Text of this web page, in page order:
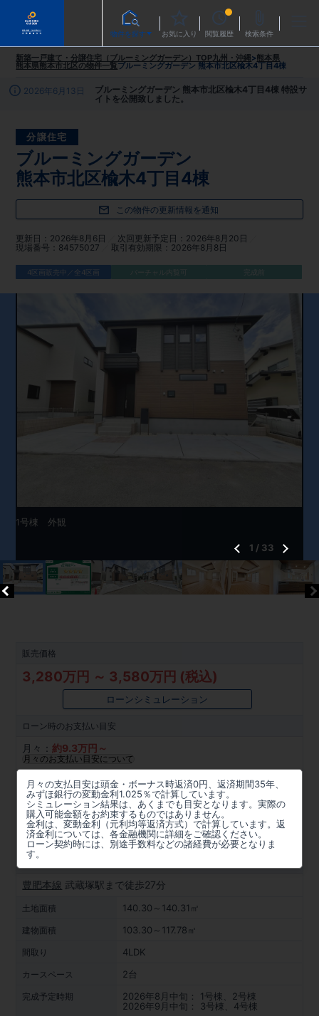
物件を探す お気に入り 閲覧履歴 検索条件
新築一戸建て・分譲住宅（ブルーミングガーデン）TOP九州・沖縄>熊本県
熊本県熊本市北区の物件一覧ブルーミングガーデン 熊本市北区楡木4丁目4棟
2026年6月13日
ブルーミングガーデン 熊本市北区楡木4丁目4棟 特設サ
イトを公開致しました。
分譲住宅
ブルーミングガーデン
熊本市北区楡木4丁目4棟
この物件の更新情報を通知
更新日 2026年8月6日 次回更新予定日
2026年8月20日
現場番号
84575027 取引有効期限 2026年8月8日
4区画販売中／全4区画 バーチャル内覧可 完成前
販売価格
3,280万円 ～ 3,580万円 (税込)
ローンシミュレーション
ローン時のお支払い目安
月々：約9.3万円～
月々のお支払い目安について
月々の支払目安は頭金・ボーナス時返済0円、返済期間35年、
みずほ銀行の変動金利1.025％で計算しています。
シミュレーション結果は、あくまでも目安となります。実際の
購入可能金額をお約束するものではありません。
金利は、変動金利（元利均等返済方式）で計算しています。返
済金利については、各金融機関に詳細をご確認ください。
ローン契約時には、別途手数料などの諸経費が必要となりま
す。
所在地
熊本県熊本市北区楡木４丁目2116番20(地番)、熊本市北区
楡木4丁目23-18(住居表示)
周辺マップを見る
アクセス
豊肥本線 武蔵塚駅まで徒歩27分
土地面積 140.30～140.31㎡
建物面積 103.30～117.78㎡
間取り 4LDK
カースペース 2台
完成予定時期
2026年8月中旬： 1号棟、2号棟
2026年9月中旬： 3号棟、4号棟
1号棟 外観
1 / 33